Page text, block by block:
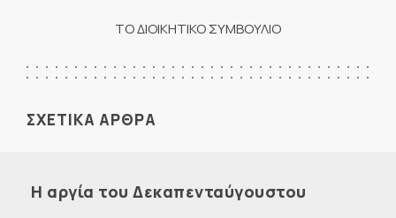
ΤΟ ΔΙΟΙΚΗΤΙΚΟ ΣΥΜΒΟΥΛΙΟ
ΣΧΕΤΙΚΑ ΑΡΘΡΑ
Η αργία του Δεκαπενταύγουστου